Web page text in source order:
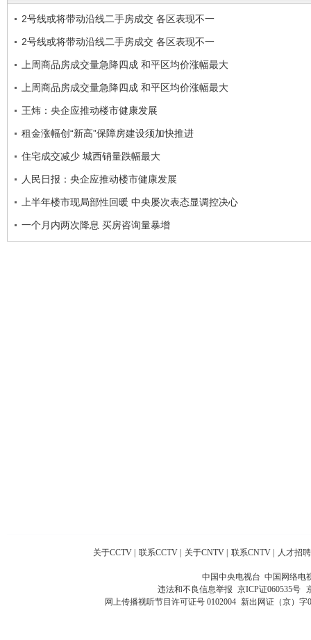
2号线或将带动沿线二手房成交 各区表现不一
2号线或将带动沿线二手房成交 各区表现不一
上周商品房成交量急降四成 和平区均价涨幅最大
上周商品房成交量急降四成 和平区均价涨幅最大
王炜：央企应推动楼市健康发展
租金涨幅创“新高”保障房建设须加快推进
住宅成交减少 城西销量跌幅最大
人民日报：央企应推动楼市健康发展
上半年楼市现局部性回暖 中央屡次表态显调控决心
一个月内两次降息 买房咨询量暴增
关于CCTV 联系CCTV 关于CNTV 联系CNTV 人才招聘
中国中央电视台 中国网络电
违法和不良信息举报 京ICP证060535号
网上传播视听节目许可证号 0102004 新出网证（京）